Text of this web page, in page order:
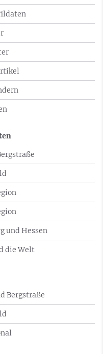
und Hessen
die Welt
Bergstraße